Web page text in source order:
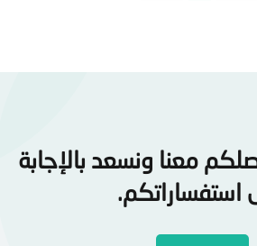
معنا ونسعد بالإجابة
استفساراتكم.